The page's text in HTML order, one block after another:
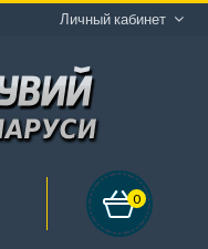
Личный кабинет
0